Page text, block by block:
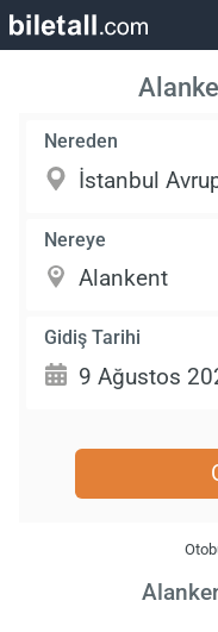
Nereden
Nereye
Gidiş Tarihi